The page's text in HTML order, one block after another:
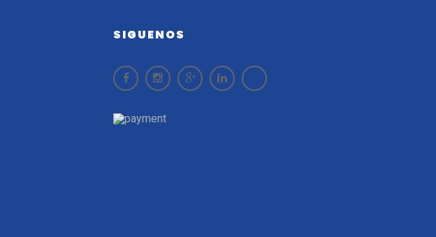
SIGUENOS